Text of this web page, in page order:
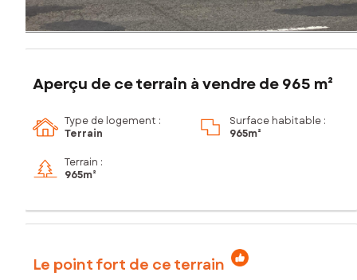
Aperçu de ce terrain à vendre de 965 m²
Type de logement :
Terrain
Surface habitable :
965m²
Terrain :
965m²
Le point fort de ce terrain